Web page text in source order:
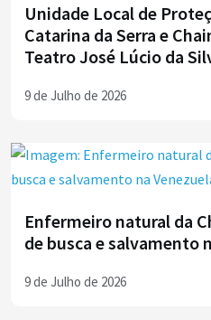
Unidade Local de
Catarina da Serra e
Teatro José Lúcio da
9 de Julho de 2026
Enfermeiro natural da
de busca e salvamento
9 de Julho de 2026